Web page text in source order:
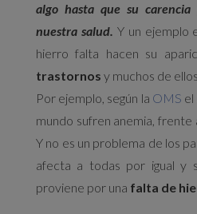
algo hasta que su carencia
nuestra salud. Y un ejemplo
hierro falta hacen su
trastornos y muchos de
Por ejemplo, según la OMS el
mundo sufren anemia, frente
Y no es un problema de los
afecta a todas por igual y
proviene por una falta de